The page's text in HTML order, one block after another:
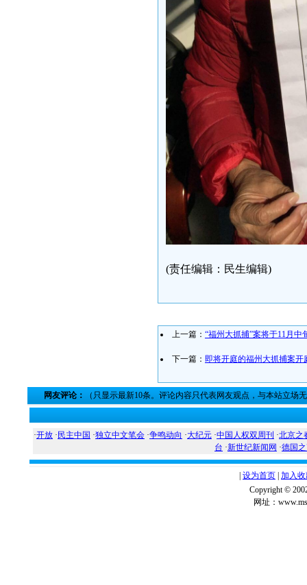
(责任编辑：民生编辑)
上一篇： “福州大抓捕”案将于11月中
下一篇： 即将开庭的福州大抓捕案开
网友评论： （只显示最新10条。评论内容只代表网友观点，与本站立场
·开放 · 民主中国 ·独立中文笔会 ·争鸣动向 ·大纪元 ·中国人权双周刊 ·北京之
台 ·新世纪新闻网 ·德国
设为首页 加入
Copyright ©
网址：